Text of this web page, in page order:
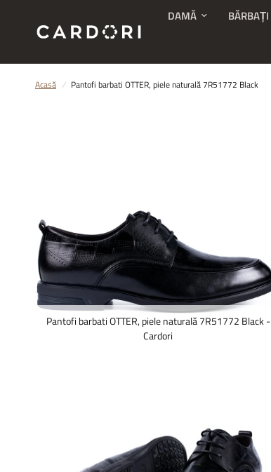
DAMĂ BĂRBAȚI
Acasă / Pantofi barbati OTTER, piele naturală 7R51772 Black
Pantofi barbati OTTER, piele naturală 7R51772 Black -
Cardori